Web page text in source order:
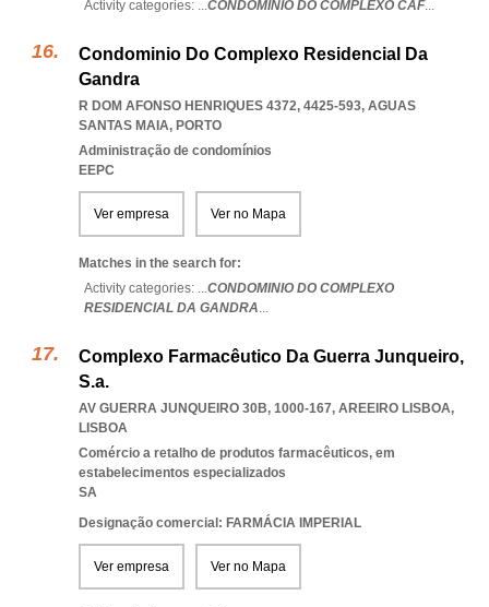
Activity categories: ...CONDOMÍNIO DO COMPLEXO CAF...
Condominio Do Complexo Residencial Da
Gandra
R DOM AFONSO HENRIQUES 4372, 4425-593, AGUAS
SANTAS MAIA, PORTO
Administração de condomínios
EEPC
Ver empresa Ver no Mapa
Matches in the search for:
Activity categories: ...CONDOMINIO DO COMPLEXO
RESIDENCIAL DA GANDRA...
Complexo Farmacêutico Da Guerra Junqueiro,
S.a.
AV GUERRA JUNQUEIRO 30B, 1000-167, AREEIRO LISBOA,
LISBOA
Comércio a retalho de produtos farmacêuticos, em
estabelecimentos especializados
SA
Designação comercial: FARMÁCIA IMPERIAL
Ver empresa Ver no Mapa